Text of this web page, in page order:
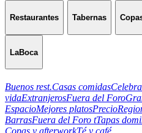
Restaurantes Tabernas
LaBoca
Buenos rest.Casas comidas
vidaExtranjerosFuera del Foro
EspacioMejores platosPrecio
BarrasFuera del Foro tTapas